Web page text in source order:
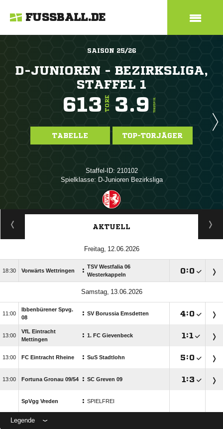
FUSSBALL.DE
SAISON 25/26
D-JUNIOREN - BEZIRKSLIGA,
STAFFEL 1
613 TORE 3.9 TORE/SPIEL
TABELLE TOP-TORJÄGER
Staffel-ID: 210102
Spielklasse: D-Junioren Bezirksliga
ANZEIGE
AKTUELL
 
 Vorwärts Wettringen : TSV Westfalia 06
Westerkappeln
:
 

Ibbenbürener Spvg.
08
: SV Borussia Emsdetten :

VfL Eintracht
Mettingen
: 1. FC Gievenbeck  :
 FC Eintracht Rheine : SuS Stadtlohn :
 Fortuna Gronau 09/​54 : SC Greven 09  :
SpVgg Vreden : SPIELFREI
Legende